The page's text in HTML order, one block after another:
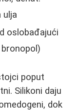
ulja
oslobađajući
poput
Silikoni daju
dok